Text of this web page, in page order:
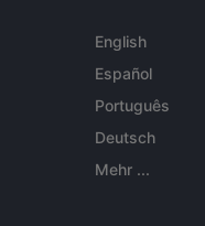
English
Español
Português
Deutsch
Mehr ...